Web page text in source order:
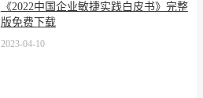
《2022中国企业敏捷实践白皮书》完整
版免费下载
2023-04-10